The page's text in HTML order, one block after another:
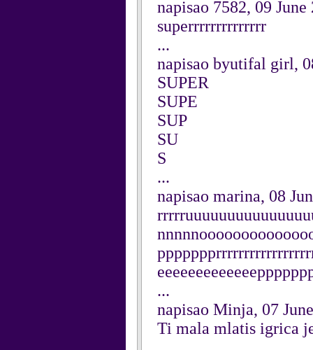
napisao 7582, 09 June
superrrrrrrrrrrrrr
...
napisao byutifal girl,
SUPER
SUPE
SUP
SU
S
...
napisao marina, 08
...
napisao Minja, 07
Ti mala mlatis igrica